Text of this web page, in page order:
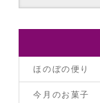
ほのぼの便り
今月のお菓子